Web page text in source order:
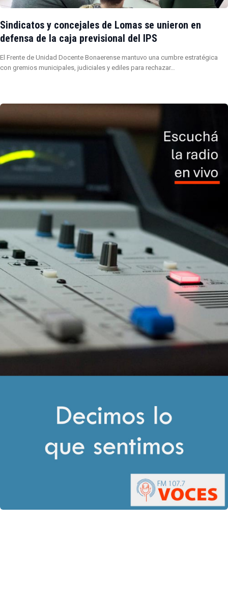
Sindicatos y concejales de Lomas se unieron en
defensa de la caja previsional del IPS
El Frente de Unidad Docente Bonaerense mantuvo una cumbre estratégica
con gremios municipales, judiciales y ediles para rechazar…